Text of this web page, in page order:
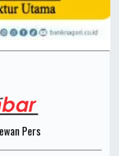
Pers